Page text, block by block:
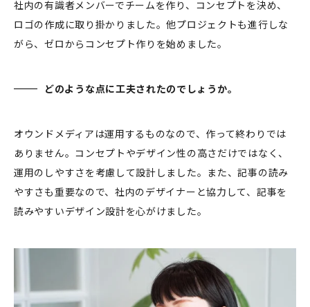
社内の有識者メンバーでチームを作り、コンセプトを決め、
ロゴの作成に取り掛かりました。他プロジェクトも進行しな
がら、ゼロからコンセプト作りを始めました。
どのような点に工夫されたのでしょうか。
オウンドメディアは運用するものなので、作って終わりでは
ありません。コンセプトやデザイン性の高さだけではなく、
運用のしやすさを考慮して設計しました。また、記事の読み
やすさも重要なので、社内のデザイナーと協力して、記事を
読みやすいデザイン設計を心がけました。